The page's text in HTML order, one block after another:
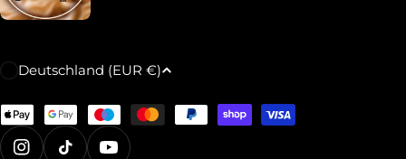
L
n
d
Deutschland (EUR €)
Zahlungsmethoden